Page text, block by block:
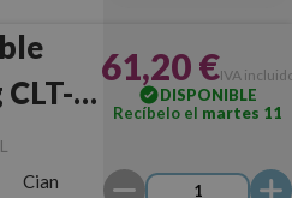
Cian
61,20 €IVA
DISPONIBLE
Recíbelo el martes 11